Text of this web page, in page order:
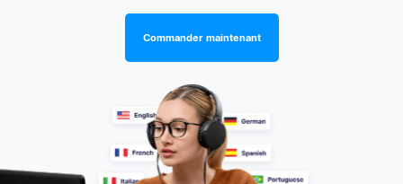
Commander maintenant